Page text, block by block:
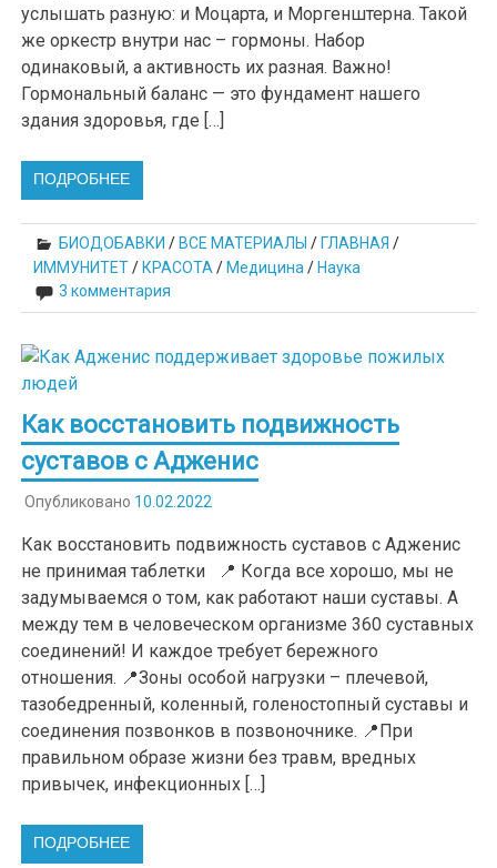
услышать разную: и Моцарта, и Моргенштерна. Такой
же оркестр внутри нас – гормоны. Набор
одинаковый, а активность их разная. Важно!
Гормональный баланс — это фундамент нашего
здания здоровья, где […]
ПОДРОБНЕЕ
БИОДОБАВКИ /ВСЕ МАТЕРИАЛЫ /ГЛАВНАЯ /
ИММУНИТЕТ/КРАСОТА /Медицина /Наука
3 комментария
Как восстановить подвижность
суставов с Адженис
Опубликовано 10.02.2022
Как восстановить подвижность суставов с Адженис
не принимая таблетки 📍 Когда все хорошо, мы не
задумываемся о том, как работают наши суставы. А
между тем в человеческом организме 360 суставных
соединений! И каждое требует бережного
отношения. 📍Зоны особой нагрузки – плечевой,
тазобедренный, коленный, голеностопный суставы и
соединения позвонков в позвоночнике. 📍При
правильном образе жизни без травм, вредных
привычек, инфекционных […]
ПОДРОБНЕЕ